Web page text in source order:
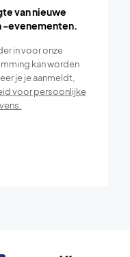
van nieuwe
-evenementen.
in voor onze
kan worden
je je aanmeldt,
voor persoonlijke